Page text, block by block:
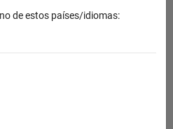
de estos países/idiomas: